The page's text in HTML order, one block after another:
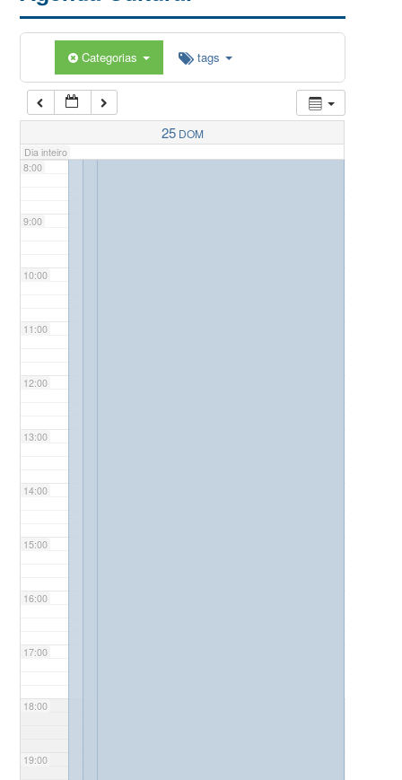
Categorias tags
25 DOM
Dia inteiro
5:00
7:00
8:00
9:00
10:00
11:00
12:00
13:00
14:00
15:00
16:00
17:00
18:00
19:00